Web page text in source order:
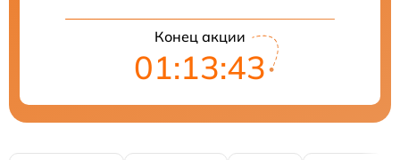
Конец акции
01:13:42